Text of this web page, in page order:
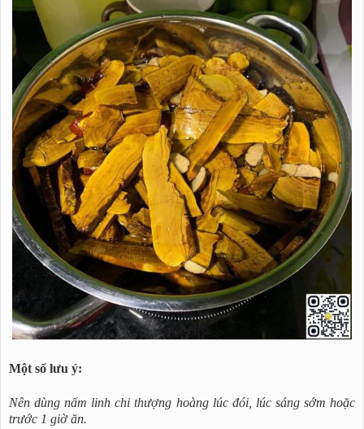
Một số lưu ý:
Nên dùng nấm linh chi thượng hoàng lúc đói, lúc sáng sớm hoặc
trước 1 giờ ăn.